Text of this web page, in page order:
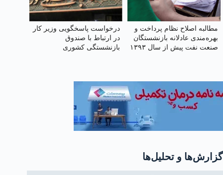
مطالبه اصلاح نظام پرداخت و
بهره‌مندی عادلانه بازنشستگان
صنعت نفت پیش از سال ۱۳۹۳
درخواست پاسخگویی وزیر کار
در ارتباط با صندوق
بازنشستگی کشوری
گزارش‌ها و تحلیل‌ها